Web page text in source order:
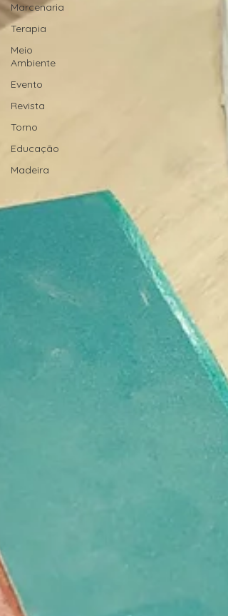
Marcenaria
Terapia
Meio
Ambiente
Evento
Revista
Torno
Educação
Madeira